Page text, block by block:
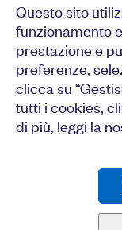
Questo sito
funzionamento
prestazione e
preferenze,
clicca su
tutti i cookies,
di più, leggi la
© 2023-2026